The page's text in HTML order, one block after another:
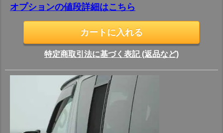
オプションの値段詳細はこちら
特定商取引法に基づく表記 (返品など)